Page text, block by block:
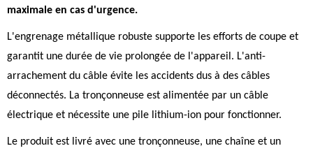
maximale en cas d'urgence.
L'engrenage métallique robuste supporte les efforts de coupe et
garantit une durée de vie prolongée de l'appareil. L'anti-
arrachement du câble évite les accidents dus à des câbles
déconnectés. La tronçonneuse est alimentée par un câble
électrique et nécessite une pile lithium-ion pour fonctionner.
Le produit est livré avec une tronçonneuse, une chaîne et un